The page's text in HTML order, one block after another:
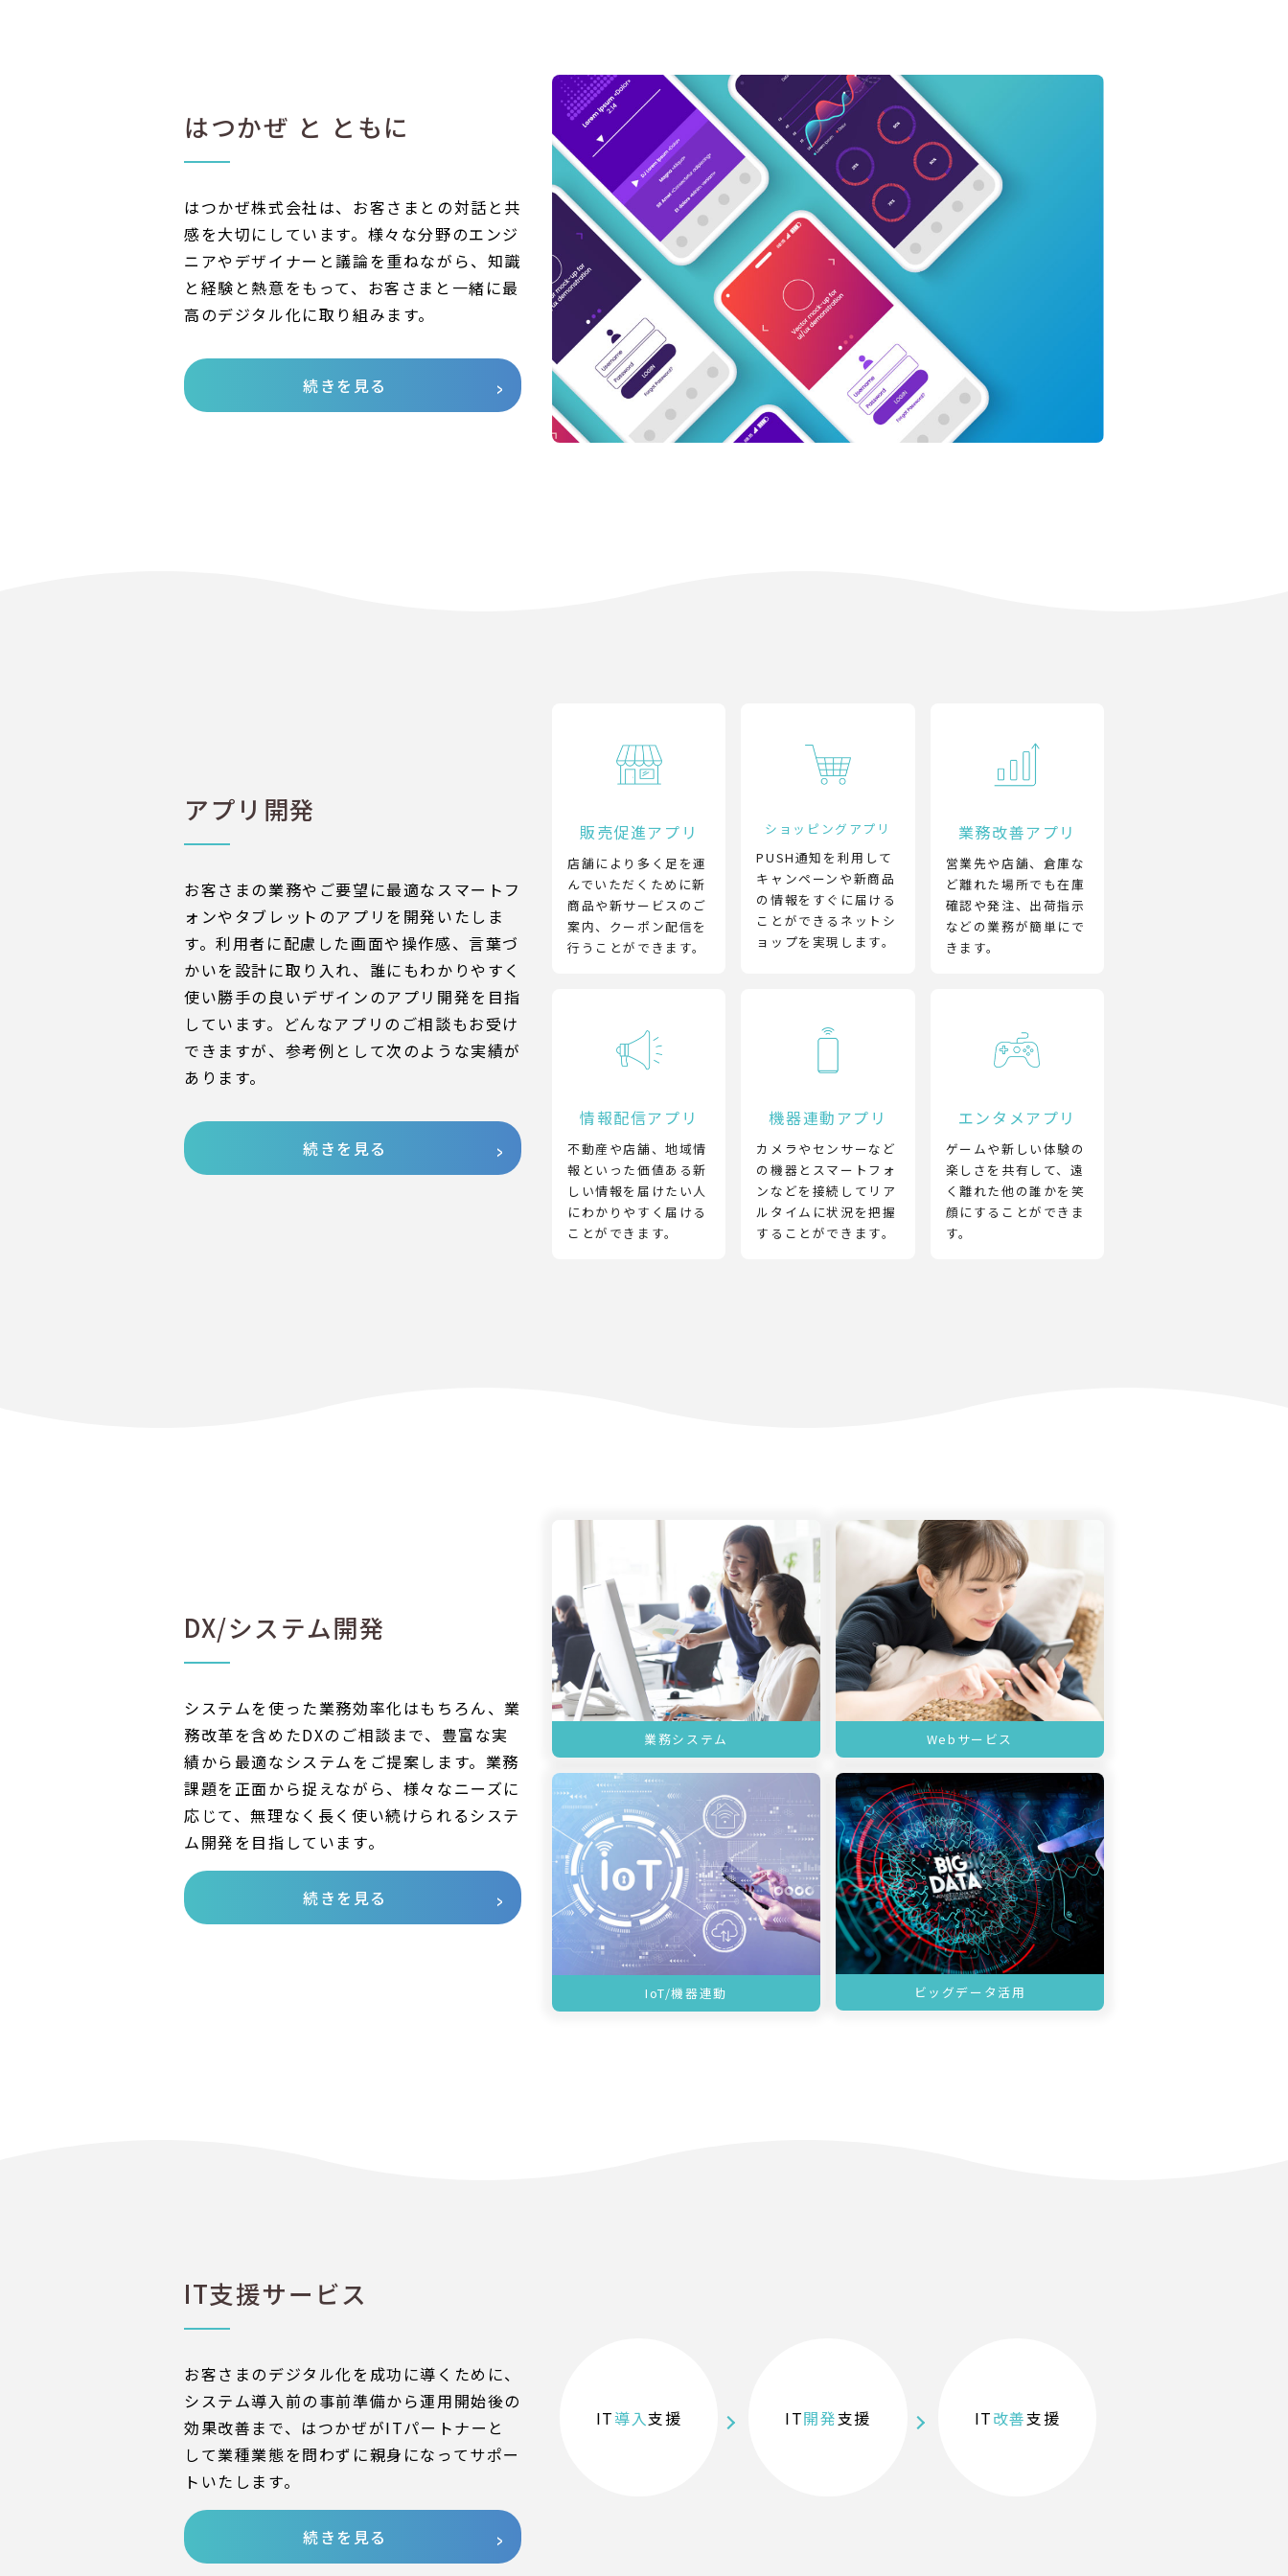
はつかぜ と ともに
はつかぜ株式会社は、お客さまとの対話と共
感を大切にしています。様々な分野のエンジ
ニアやデザイナーと議論を重ねながら、知識
と経験と熱意をもって、お客さまと一緒に最
高のデジタル化に取り組みます。
続きを見る
アプリ開発
お客さまの業務やご要望に最適なスマートフ
ォンやタブレットのアプリを開発いたしま
す。利用者に配慮した画面や操作感、言葉づ
かいを設計に取り入れ、誰にもわかりやすく
使い勝手の良いデザインのアプリ開発を目指
しています。どんなアプリのご相談もお受け
できますが、参考例として次のような実績が
あります。
続きを見る
販売促進アプリ
店舗により多く足を運
んでいただくために新
商品や新サービスのご
案内、クーポン配信を
行うことができます。
ショッピングアプリ
PUSH通知を利用して
キャンペーンや新商品
の情報をすぐに届ける
ことができるネットシ
ョップを実現します。
業務改善アプリ
営業先や店舗、倉庫な
ど離れた場所でも在庫
確認や発注、出荷指示
などの業務が簡単にで
きます。
情報配信アプリ
不動産や店舗、地域情
報といった価値ある新
しい情報を届けたい人
にわかりやすく届ける
ことができます。
機器連動アプリ
カメラやセンサーなど
の機器とスマートフォ
ンなどを接続してリア
ルタイムに状況を把握
することができます。
エンタメアプリ
ゲームや新しい体験の
楽しさを共有して、遠
く離れた他の誰かを笑
顔にすることができま
す。
DX/システム開発
システムを使った業務効率化はもちろん、業
務改革を含めたDXのご相談まで、豊富な実
績から最適なシステムをご提案します。業務
課題を正面から捉えながら、様々なニーズに
応じて、無理なく長く使い続けられるシステ
ム開発を目指しています。
続きを見る
業務システム Webサービス
IoT/機器連動 ビッグデータ活用
IT支援サービス
お客さまのデジタル化を成功に導くために、
システム導入前の事前準備から運用開始後の
効果改善まで、はつかぜがITパートナーと
して業種業態を問わずに親身になってサポー
トいたします。
続きを見る
IT導入支援 IT開発支援 IT改善支援